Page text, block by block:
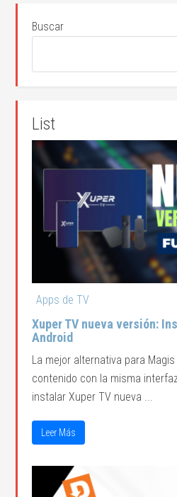
Buscar
List
Apps de TV
Xuper TV nueva versión:
Android
La mejor alternativa para
contenido con la misma
instalar Xuper TV nueva ...
Leer Más